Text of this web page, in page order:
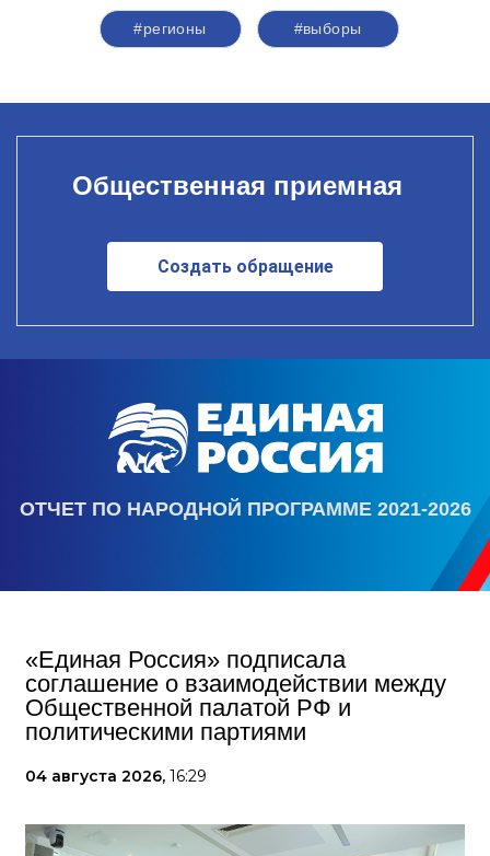
#регионы #выборы
Общественная приемная
Создать обращение
ОТЧЕТ ПО НАРОДНОЙ ПРОГРАММЕ 2021-2026
«Единая Россия» подписала
соглашение о взаимодействии между
Общественной палатой РФ и
политическими партиями
04 августа 2026, 16:29